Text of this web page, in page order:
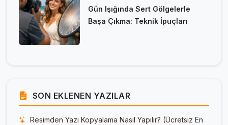
Gün Işığında Sert Gölgelerle
Başa Çıkma: Teknik İpuçları
SON EKLENEN YAZILAR
Resimden Yazı Kopyalama Nasıl Yapılır? (Ücretsiz En